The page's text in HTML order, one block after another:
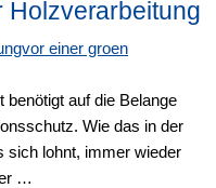
Holzverarbeitung
auf die Belange
Wie das in der
sich lohnt, immer wieder
…